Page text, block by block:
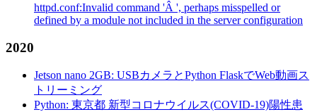
httpd.conf:Invalid command 'Â ', perhaps misspelled or
defined by a module not included in the server configuration
2020
Jetson nano 2GB: USBカメラとPython FlaskでWeb動画ス
トリーミング
Python: 東京都 新型コロナウイルス(COVID-19)陽性患